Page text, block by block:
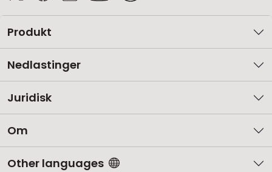
Produkt
Nedlastinger
Juridisk
Om
Other languages